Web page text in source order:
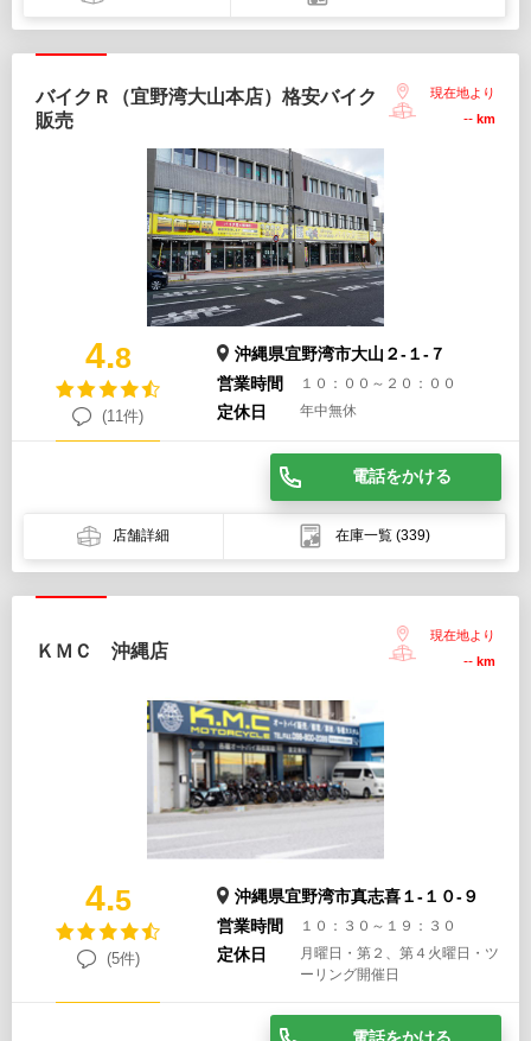
バイクＲ（宜野湾大山本店）格安バイク
販売
現在地より
-- km
4.8
(11件)
沖縄県宜野湾市大山２-１-７
営業時間
１０：００～２０：００
定休日 年中無休
電話をかける
店舗詳細 在庫一覧 (339)
ＫＭＣ 沖縄店
現在地より
-- km
4.5
(5件)
沖縄県宜野湾市真志喜１-１０-９
営業時間
１０：３０～１９：３０
定休日
月曜日・第２、第４火曜日・ツ
ーリング開催日